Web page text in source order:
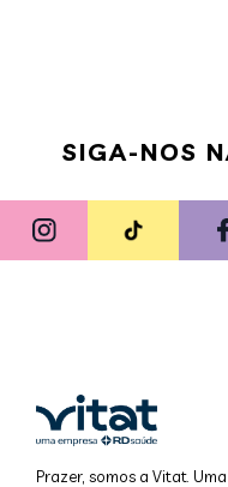
SIGA-NOS
Prazer, somos a Vitat.